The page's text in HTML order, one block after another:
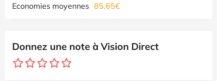
Economies moyennes 85,65€
Donnez une note à Vision Direct